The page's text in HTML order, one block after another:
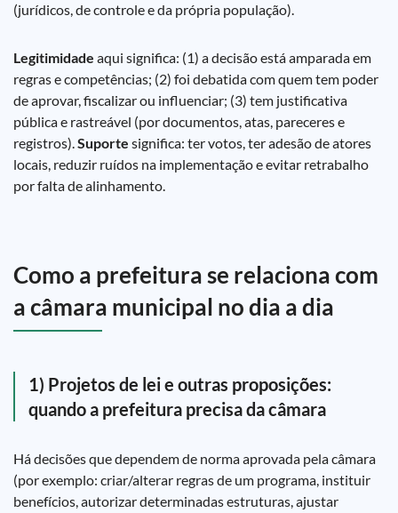
(jurídicos, de controle e da própria população).
Legitimidade aqui significa: (1) a decisão está amparada em
regras e competências; (2) foi debatida com quem tem poder
de aprovar, fiscalizar ou influenciar; (3) tem justificativa
pública e rastreável (por documentos, atas, pareceres e
registros).Suporte significa: ter votos, ter adesão de atores
locais, reduzir ruídos na implementação e evitar retrabalho
por falta de alinhamento.
Como a prefeitura se relaciona com
a câmara municipal no dia a dia
1) Projetos de lei e outras proposições:
quando a prefeitura precisa da câmara
Há decisões que dependem de norma aprovada pela câmara
(por exemplo: criar/alterar regras de um programa, instituir
benefícios, autorizar determinadas estruturas, ajustar